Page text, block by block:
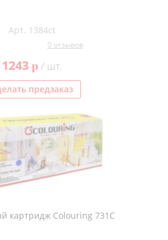
Арт. 1384ct
0 отзывов
1243 p/ шт.
предзаказ
картридж Colouring 731C